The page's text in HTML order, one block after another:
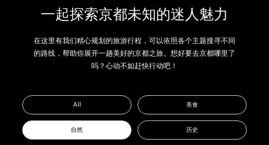
一起探索京都未知的迷人魅力
在这里有我们精心规划的旅游行程，可以依照各个主题搜寻不同
的路线，帮助你展开一趟美好的京都之旅。想好要去京都哪里了
吗？心动不如赶快行动吧！
All 美食
自然 历史